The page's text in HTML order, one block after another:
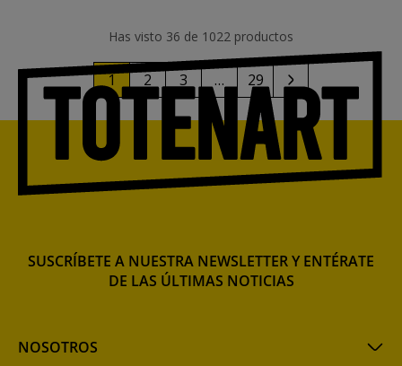
Has visto 36 de 1022 productos
1 2 3 … 29
NOSOTROS
SUSCRÍBETE A NUESTRA NEWSLETTER Y ENTÉRATE
DE LAS ÚLTIMAS NOTICIAS